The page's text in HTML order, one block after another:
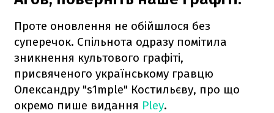
Проте оновлення не обійшлося без
суперечок. Спільнота одразу помітила
зникнення культового графіті,
присвяченого українському гравцю
Олександру "s1mple" Костильєву, про що
окремо пише видання Pley.